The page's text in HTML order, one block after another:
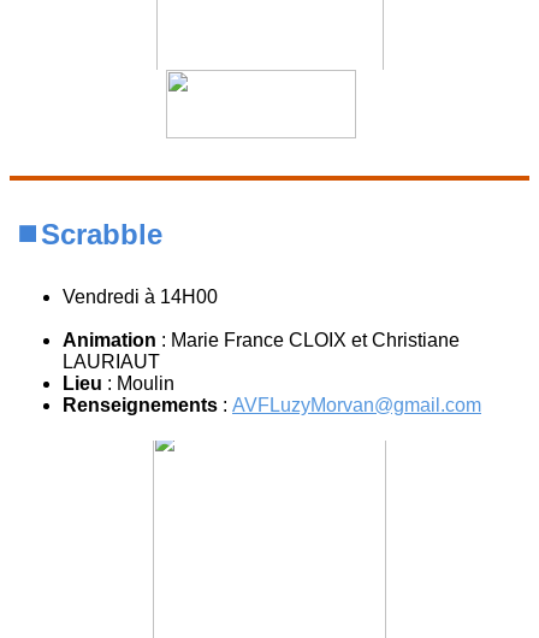
⏹️Scrabble
Vendredi à 14H00
Animation : Marie France CLOIX et Christiane
LAURIAUT
Lieu : Moulin
Renseignements : AVFLuzyMorvan@gmail.com